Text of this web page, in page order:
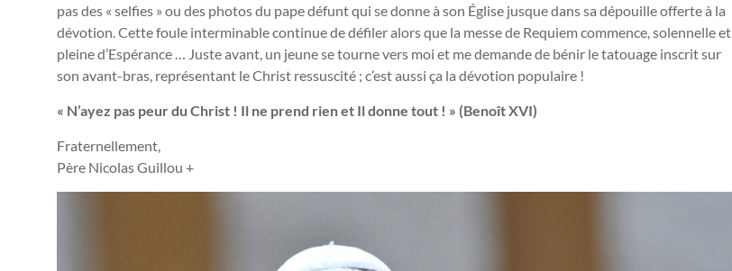
pas des « selfies » ou des photos du pape défunt qui se donne à son Église jusque dans sa dépouille offerte à la
dévotion. Cette foule interminable continue de défiler alors que la messe de Requiem commence, solennelle et
pleine d’Espérance … Juste avant, un jeune se tourne vers moi et me demande de bénir le tatouage inscrit sur
son avant-bras, représentant le Christ ressuscité ; c’est aussi ça la dévotion populaire !
« N’ayez pas peur du Christ ! Il ne prend rien et Il donne tout ! » (Benoît XVI)
Fraternellement,
Père Nicolas Guillou +